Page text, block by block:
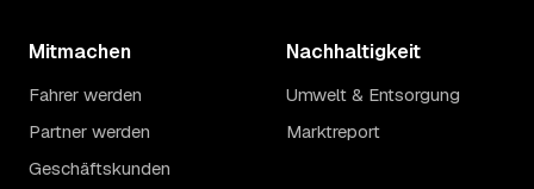
Mitmachen
Fahrer werden
Partner werden
Geschäftskunden
Nachhaltigkeit
Umwelt & Entsorgung
Marktreport